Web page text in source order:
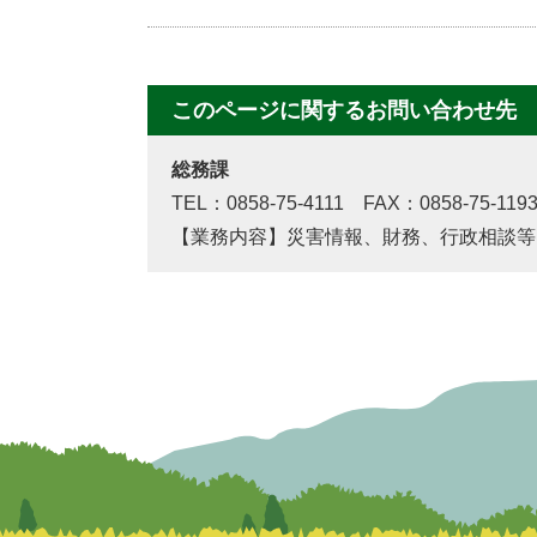
このページに関するお問い合わせ先
総務課
TEL：0858-75-4111 FAX：0858-75-1193
【業務内容】災害情報、財務、行政相談等